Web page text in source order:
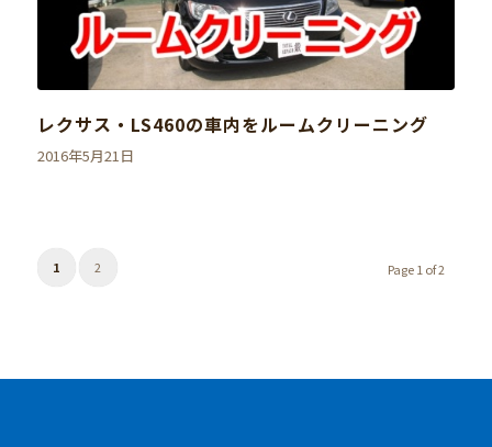
レクサス・LS460の車内をルームクリーニング
2016年5月21日
Page 1 of 2
1 2